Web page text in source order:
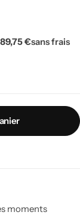
€sans frais
moments